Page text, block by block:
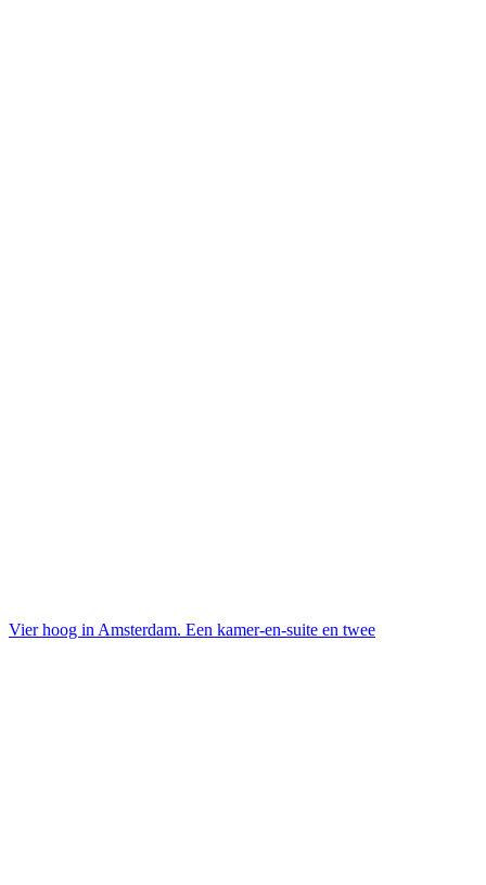
Vier hoog in Amsterdam. Een kamer-en-suite en twee